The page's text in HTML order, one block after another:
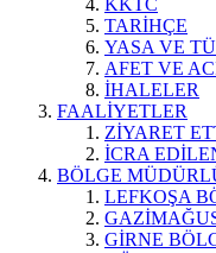
KKTC
TARİHÇE
YASA VE
AFET VE
İHALELER
FAALİYETLER
ZİYARET
İCRA
BÖLGE
LEFKOŞA
GİRNE